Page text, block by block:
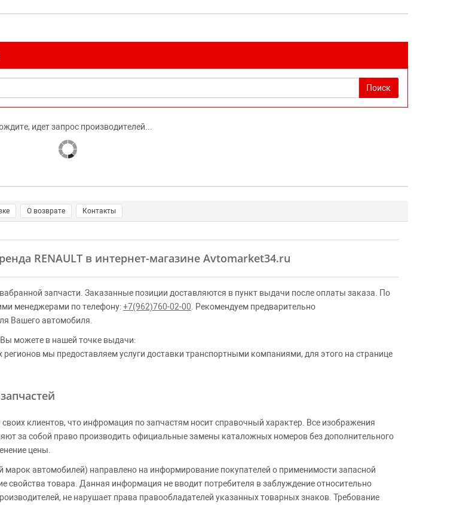
Поиск
идет запрос производителей...
О возврате Контакты
RENAULT в интернет-магазине Avtomarket34.ru
запчасти. Заказанные позиции доставляются в пункт выдачи после оплаты заказа. По
менеджерами по телефону:+7(962)760-02-00 . Рекомендуем предварительно
Вашего автомобиля.
можете в нашей точке выдачи:
регионов мы предоставляем услуги доставки транспортными компаниями, для этого на странице
своих клиентов, что инфромация по запчастям носит справочный характер. Все изображения
за собой право производить официальные замены каталожных номеров без дополнительного
цены.
автомобилей) направлено на информирование покупателей о применимости запасной
свойства товара. Данная информация не вводит потребителя в заблуждение относительно
не нарушает права правообладателей указанных товарных знаков. Требование